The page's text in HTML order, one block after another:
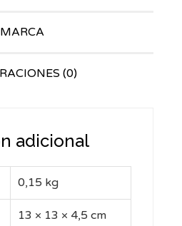
MARCA
(0)
adicional
0,15 kg
13 × 13 × 4,5 cm